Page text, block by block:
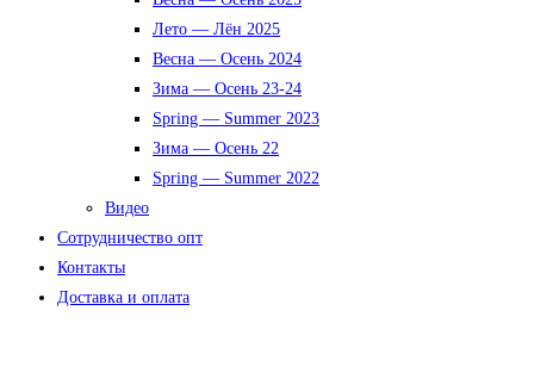
Лето — Лён 2025
Весна — Осень 2024
Зима — Осень 23-24
Spring — Summer 2023
Зима — Осень 22
Spring — Summer 2022
Видео
Сотрудничество опт
Контакты
Доставка и оплата